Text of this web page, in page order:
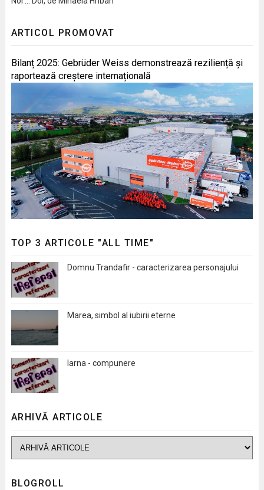
ARTICOL PROMOVAT
Bilanț 2025: Gebrüder Weiss demonstrează reziliență și
raportează creștere internațională
TOP 3 ARTICOLE "ALL TIME"
Domnu Trandafir - caracterizarea personajului
Marea, simbol al iubirii eterne
Iarna - compunere
ARHIVĂ ARTICOLE
BLOGROLL